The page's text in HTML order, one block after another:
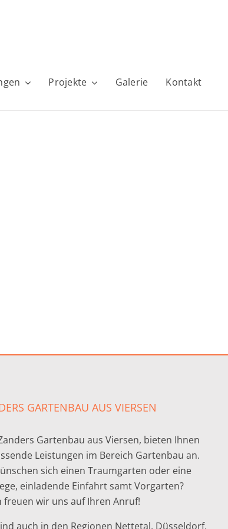
Projekte Galerie Kontakt
GARTENBAU AUS VIERSEN
Gartenbau aus Viersen, bieten Ihnen
Leistungen im Bereich Gartenbau an.
sich einen Traumgarten oder eine
einladende Einfahrt samt Vorgarten?
freuen wir uns auf Ihren Anruf!
auch in den Regionen Nettetal, Düsseldorf,